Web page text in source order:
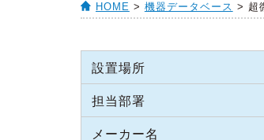
HOME > 機器データベース > 超
設置場所
担当部署
メーカー名